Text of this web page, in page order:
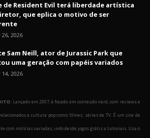
de Resident Evil terá liberdade artística
que eplica o motivo de ser
26, 2026
Sam Neill, ator de Jurassic Park que
uma geração com papéis variados
14, 2026
Lançado em 2007, é focado em conteúdo nerd, com reviews e
a cultura pop como filmes, séries de TV. É um site de
com notícias variadas, indo desde jogos grátis a tutoriais. Usa o